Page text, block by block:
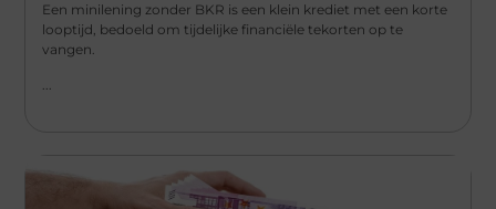
Een minilening zonder BKR is een klein krediet met een korte
looptijd, bedoeld om tijdelijke financiële tekorten op te
vangen.
...